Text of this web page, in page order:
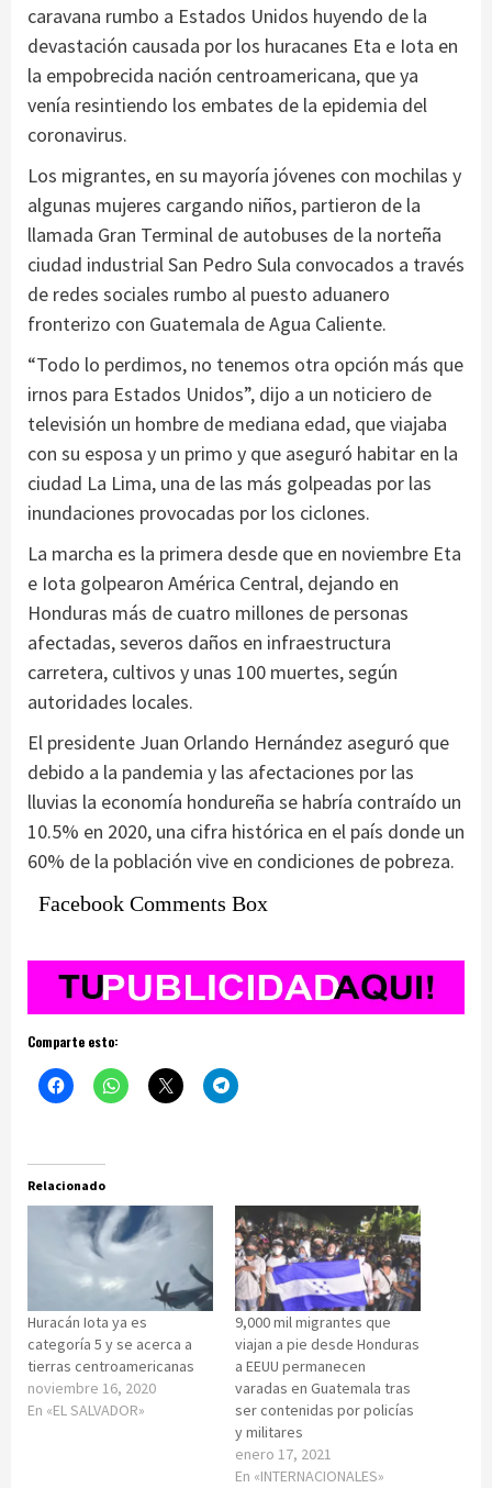
caravana rumbo a Estados Unidos huyendo de la
devastación causada por los huracanes Eta e Iota en
la empobrecida nación centroamericana, que ya
venía resintiendo los embates de la epidemia del
coronavirus.
Los migrantes, en su mayoría jóvenes con mochilas y
algunas mujeres cargando niños, partieron de la
llamada Gran Terminal de autobuses de la norteña
ciudad industrial San Pedro Sula convocados a través
de redes sociales rumbo al puesto aduanero
fronterizo con Guatemala de Agua Caliente.
“Todo lo perdimos, no tenemos otra opción más que
irnos para Estados Unidos”, dijo a un noticiero de
televisión un hombre de mediana edad, que viajaba
con su esposa y un primo y que aseguró habitar en la
ciudad La Lima, una de las más golpeadas por las
inundaciones provocadas por los ciclones.
La marcha es la primera desde que en noviembre Eta
e Iota golpearon América Central, dejando en
Honduras más de cuatro millones de personas
afectadas, severos daños en infraestructura
carretera, cultivos y unas 100 muertes, según
autoridades locales.
El presidente Juan Orlando Hernández aseguró que
debido a la pandemia y las afectaciones por las
lluvias la economía hondureña se habría contraído un
10.5% en 2020, una cifra histórica en el país donde un
60% de la población vive en condiciones de pobreza.
Facebook Comments Box
Comparte esto:
Relacionado
Huracán Iota ya es
categoría 5 y se acerca a
tierras centroamericanas
noviembre 16, 2020
En «EL SALVADOR»
9,000 mil migrantes que
viajan a pie desde Honduras
a EEUU permanecen
varadas en Guatemala tras
ser contenidas por policías
y militares
enero 17, 2021
En «INTERNACIONALES»